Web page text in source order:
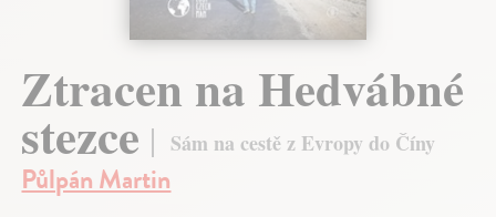
Ztracen na Hedvábné
stezce Sám na cestě z Evropy do Číny
Půlpán Martin